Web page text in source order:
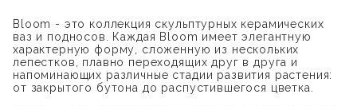
Bloom - это коллекция скульптурных керамических
ваз и подносов. Каждая Bloom имеет элегантную
характерную форму, сложенную из нескольких
лепестков, плавно переходящих друг в друга и
напоминающих различные стадии развития растения:
от закрытого бутона до распустившегося цветка.